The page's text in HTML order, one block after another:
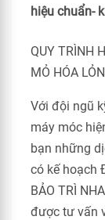
hiệu chuẩn-
QUY TRÌNH
MỎ HÓA
Với đội ngũ
máy móc
bạn những
có kế hoạch
BẢO TRÌ
được tư vấn